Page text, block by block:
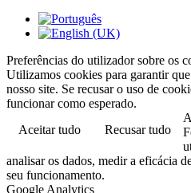
Preferências do utilizador sobre os
Utilizamos cookies para garantir
nosso site. Se recusar o uso de
funcionar como esperado.
Aceitar tudo
Recusar tudo
analisar os dados, medir a eficácia
seu funcionamento.
Google Analytics